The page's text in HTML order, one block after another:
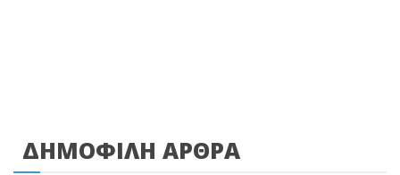
ΔΗΜΟΦΙΛΗ ΑΡΘΡΑ